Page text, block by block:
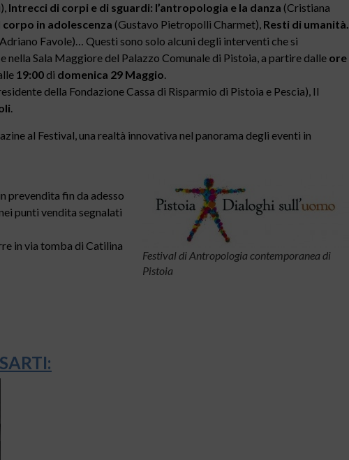
Intrecci di corpi e di sguardi: l’antropologia e la danza (Cristiana
in adolescenza (Gustavo Pietropolli Charmet), Resti di umanità.
Favole)… Questi sono solo alcuni degli interventi che si
nella Sala Maggiore del Palazzo Comunale di Pistoia, a partire dalle ore
19:00 di domenica 29 Maggio.
della Fondazione Cassa di Risparmio di Pistoia e Pescia), Il
.
al Festival, una realtà innovativa nel panorama degli eventi in
Festival di Antropologia contemporanea di
Pistoia
prevendita fin da adesso
punti vendita segnalati
in via tomba di Catilina